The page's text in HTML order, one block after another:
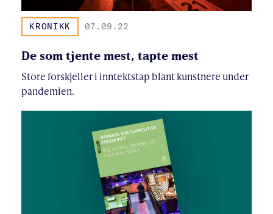
KRONIKK 07.09.22
De som tjente mest, tapte mest
Store forskjeller i inntektstap blant kunstnere under
pandemien.